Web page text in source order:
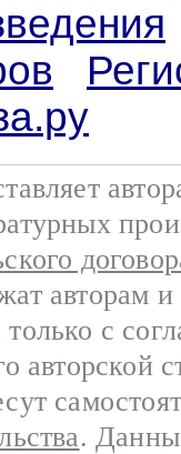
авторам
с
авторской
.